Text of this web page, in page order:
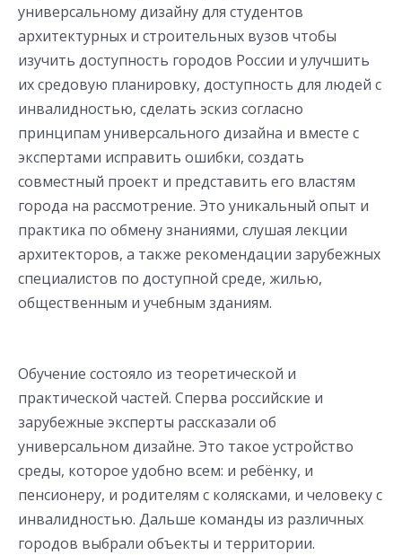
универсальному дизайну для студентов
архитектурных и строительных вузов чтобы
изучить доступность городов России и улучшить
их средовую планировку, доступность для людей с
инвалидностью, сделать эскиз согласно
принципам универсального дизайна и вместе с
экспертами исправить ошибки, создать
совместный проект и представить его властям
города на рассмотрение. Это уникальный опыт и
практика по обмену знаниями, слушая лекции
архитекторов, а также рекомендации зарубежных
специалистов по доступной среде, жилью,
общественным и учебным зданиям.
Обучение состояло из теоретической и
практической частей. Сперва российские и
зарубежные эксперты рассказали об
универсальном дизайне. Это такое устройство
среды, которое удобно всем: и ребёнку, и
пенсионеру, и родителям с колясками, и человеку с
инвалидностью. Дальше команды из различных
городов выбрали объекты и территории.